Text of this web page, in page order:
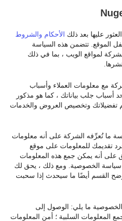
عليها بعد ذلك الأحكام والشروط
الموقع. تتضمن هذه السياسة
لمواقع الويب ، بما في ذلك
مع معلومات العملاء وأسباب
أسباب جلب بياناتك ، كما هو مذكور
تفضيلاتك وتخصيص العروض والخدمات
ما تُعرِّفه الشركة على أنه معلومات
تقديمك للمعلومات على موقع
على أنه يمكن جمع هذه المعلومات
سياسة الخصوصية. ومع ذلك ، يحق لك
القسم أيضًا ما سيحدث إذا سحبت
ما يلي: الوصول إلى
المعلومات السلبية ؛ أمن المعلومات